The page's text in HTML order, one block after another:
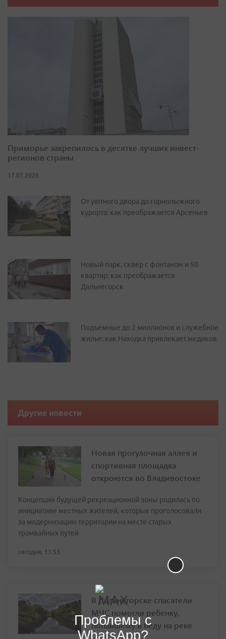
Приморье закрепилось в десятке лучших инвест-
регионов страны
17.07.2026
От уютного двора до горнолыжного
курорта: как преображается Арсеньев
Новый парк, сквер с фонтаном и 50
квартир: как преображается
Дальнегорск
Подъемные до 2 миллионов и служебное
жилье: как Находка привлекает медиков
Другие новости
Новая прогулочная аллея и
спортивная площадка
откроются во Владивостоке
Концепция будущей рекреационной зоны родилась по
инициативе местных жителей, которые проголосовали
за модернизацию территории на месте старых
трамвайных путей
сегодня, 11:53
В Дальнегорске спасатели
МЧС помогли ребенку,
попавшему в беду на реке
Проблемы с
WhatsApp?